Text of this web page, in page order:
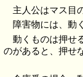
主人公はマス目
障害物には、動
動くものは押せ
のがあると、押せ